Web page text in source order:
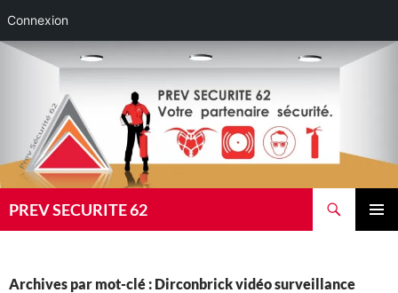
Connexion
Aller
PREV SECURITE 62
Archives par mot-clé : Dirconbrick vidéo surveillance